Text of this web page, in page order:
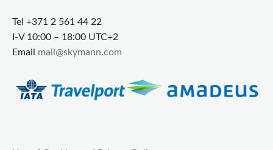
Tel +371 2 561 44 22
I-V 10:00 – 18:00 UTC+2
Email mail@skymann.com